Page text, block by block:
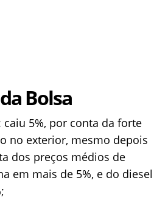
Bolsa
caiu 5%, por conta da forte
no exterior, mesmo depois
dos preços médios de
em mais de 5%, e do diesel